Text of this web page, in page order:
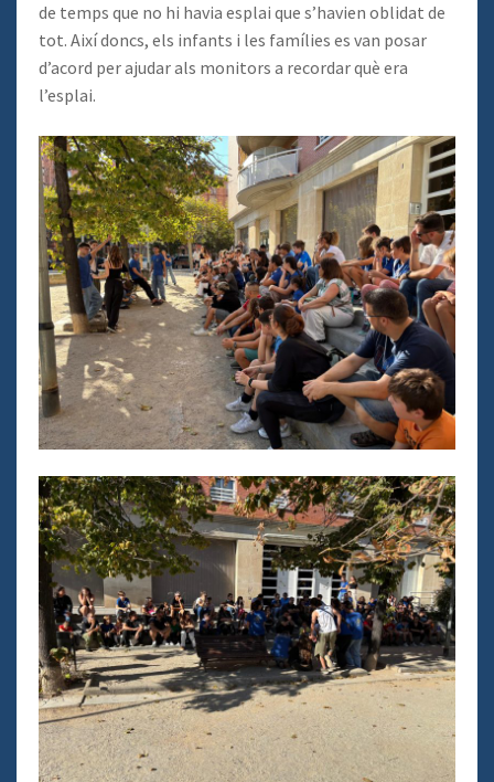
de temps que no hi havia esplai que s’havien oblidat de
tot. Així doncs, els infants i les famílies es van posar
d’acord per ajudar als monitors a recordar què era
l’esplai.